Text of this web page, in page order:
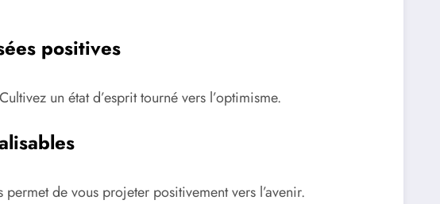
positives
un état d’esprit tourné vers l’optimisme.
de vous projeter positivement vers l’avenir.